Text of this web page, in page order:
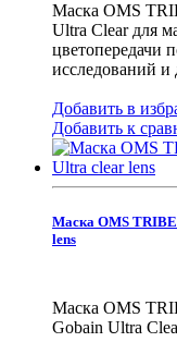
Маска OMS
Ultra Clear для
цветопередачи
исследований и
Добавить в
Добавить к
Маска OMS
lens
Маска OMS
Gobain Ultra